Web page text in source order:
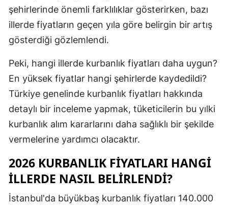
Erzurum
Eskişehir
Giresun
Gümüşhane
Hakkari
Hatay
İstanbul
şehirlerinde önemli farklılıklar gösterirken, bazı
illerde fiyatların geçen yıla göre belirgin bir artış
gösterdiği gözlemlendi.
Peki, hangi illerde kurbanlık fiyatları daha uygun?
En yüksek fiyatlar hangi şehirlerde kaydedildi?
Türkiye genelinde kurbanlık fiyatları hakkında
detaylı bir inceleme yapmak, tüketicilerin bu yılki
kurbanlık alım kararlarını daha sağlıklı bir şekilde
vermelerine yardımcı olacaktır.
2026 KURBANLIK FIYATLARI HANGI
İLLERDE NASIL BELIRLENDI?
İstanbul'da büyükbaş kurbanlık fiyatları 140.000